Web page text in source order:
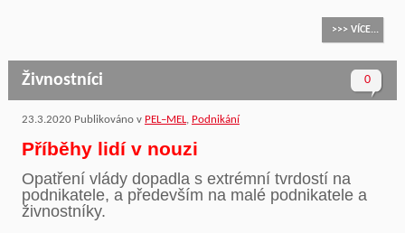
>>> VÍCE...
0
Živnostníci
23.3.2020Publikováno v PEL–MEL, Podnikání
Příběhy lidí v nouzi
Opatření vlády dopadla s extrémní tvrdostí na
podnikatele, a především na malé podnikatele a
živnostníky.